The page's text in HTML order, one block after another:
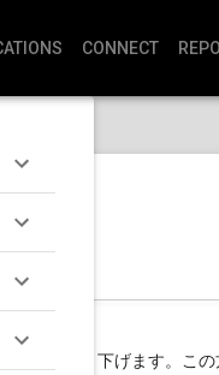
CONNECT
法
り深く掘り下げます。